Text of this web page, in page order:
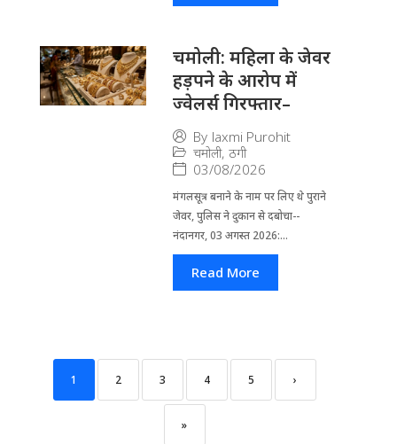
चमोली: महिला के जेवर
हड़पने के आरोप में
ज्वेलर्स गिरफ्तार–
By laxmi Purohit
चमोली, ठगी
03/08/2026
मंगलसूत्र बनाने के नाम पर लिए थे पुराने
जेवर, पुलिस ने दुकान से दबोचा--
नंदानगर, 03 अगस्त 2026:...
Read More
1 2 3 4 5 ›
»